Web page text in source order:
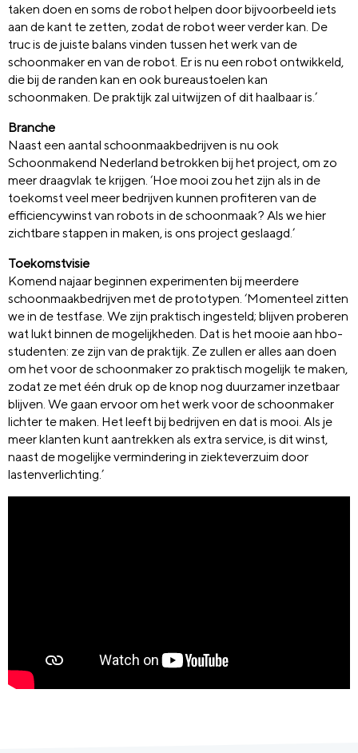
taken doen en soms de robot helpen door bijvoorbeeld iets
aan de kant te zetten, zodat de robot weer verder kan. De
truc is de juiste balans vinden tussen het werk van de
schoonmaker en van de robot. Er is nu een robot ontwikkeld,
die bij de randen kan en ook bureaustoelen kan
schoonmaken. De praktijk zal uitwijzen of dit haalbaar is.’
Branche
Naast een aantal schoonmaakbedrijven is nu ook
Schoonmakend Nederland betrokken bij het project, om zo
meer draagvlak te krijgen. ‘Hoe mooi zou het zijn als in de
toekomst veel meer bedrijven kunnen profiteren van de
efficiencywinst van robots in de schoonmaak? Als we hier
zichtbare stappen in maken, is ons project geslaagd.’
Toekomstvisie
Komend najaar beginnen experimenten bij meerdere
schoonmaakbedrijven met de prototypen. ‘Momenteel zitten
we in de testfase. We zijn praktisch ingesteld; blijven proberen
wat lukt binnen de mogelijkheden. Dat is het mooie aan hbo-
studenten: ze zijn van de praktijk. Ze zullen er alles aan doen
om het voor de schoonmaker zo praktisch mogelijk te maken,
zodat ze met één druk op de knop nog duurzamer inzetbaar
blijven. We gaan ervoor om het werk voor de schoonmaker
lichter te maken. Het leeft bij bedrijven en dat is mooi. Als je
meer klanten kunt aantrekken als extra service, is dit winst,
naast de mogelijke vermindering in ziekteverzuim door
lastenverlichting.’